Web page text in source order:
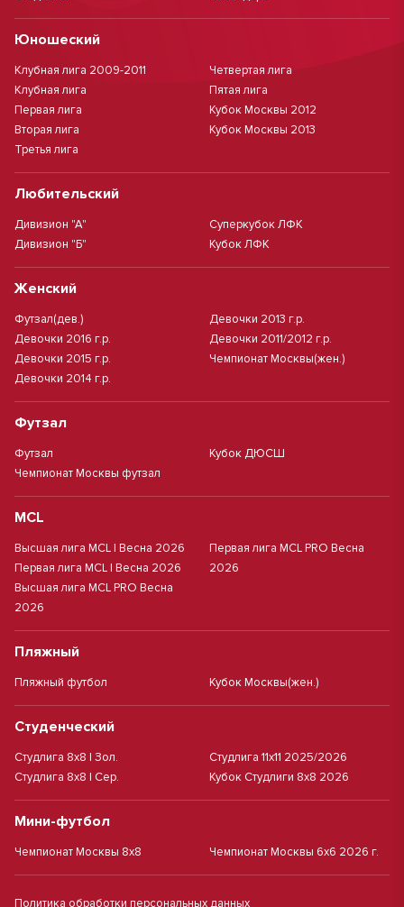
Юношеский
Клубная лига 2009-2011
Клубная лига
Первая лига
Вторая лига
Третья лига
Четвертая лига
Пятая лига
Кубок Москвы 2012
Кубок Москвы 2013
Любительский
Дивизион "А"
Дивизион "Б"
Суперкубок ЛФК
Кубок ЛФК
Женский
Футзал(дев.)
Девочки 2016 г.р.
Девочки 2015 г.р.
Девочки 2014 г.р.
Девочки 2013 г.р.
Девочки 2011/2012 г.р.
Чемпионат Москвы(жен.)
Футзал
Футзал
Чемпионат Москвы футзал
Кубок ДЮСШ
MCL
Высшая лига MCL | Весна 2026
Первая лига MCL | Весна 2026
Высшая лига MCL PRO Весна
2026
Первая лига MCL PRO Весна
2026
Пляжный
Пляжный футбол Кубок Москвы(жен.)
Студенческий
Студлига 8х8 | Зол.
Студлига 8х8 | Сер.
Студлига 11х11 2025/2026
Кубок Студлиги 8х8 2026
Мини-футбол
Чемпионат Москвы 8х8 Чемпионат Москвы 6х6 2026 г.
Политика обработки персональных данных